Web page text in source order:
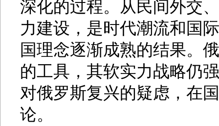
深化的过程。从民间外交
力建设，是时代潮流和国
国理念逐渐成熟的结果。
的工具，其软实力战略仍
对俄罗斯复兴的疑虑，在
论。